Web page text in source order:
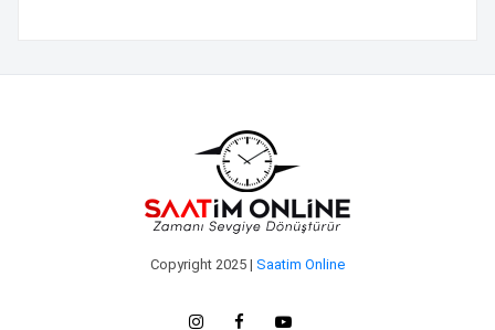
Copyright 2025 | Saatim Online